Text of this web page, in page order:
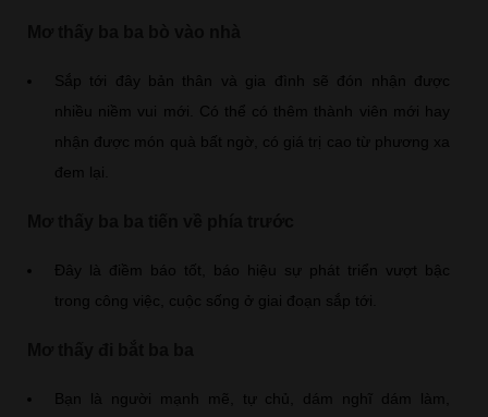
Sắp tới đây bản thân và gia đình sẽ đón nhận được
nhiều niềm vui mới. Có thể có thêm thành viên mới hay
nhận được món quà bất ngờ, có giá trị cao từ phương xa
đem lại.
Đây là điềm báo tốt, báo hiệu sự phát triển vượt bậc
trong công việc, cuộc sống ở giai đoạn sắp tới.
Bạn là người mạnh mẽ, tự chủ, dám nghĩ dám làm,